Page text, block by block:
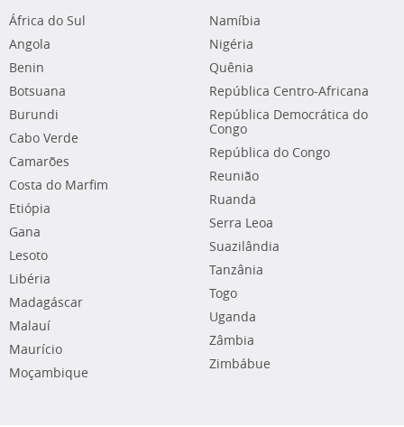
África do Sul
Angola
Benin
Botsuana
Burundi
Cabo Verde
Camarões
Costa do Marfim
Etiópia
Gana
Lesoto
Libéria
Madagáscar
Malauí
Maurício
Moçambique
Namíbia
Nigéria
Quênia
República Centro-Africana
República Democrática do
Congo
República do Congo
Reunião
Ruanda
Serra Leoa
Suazilândia
Tanzânia
Togo
Uganda
Zâmbia
Zimbábue